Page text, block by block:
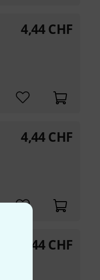
4,44CHF
4,44CHF
4,44CHF